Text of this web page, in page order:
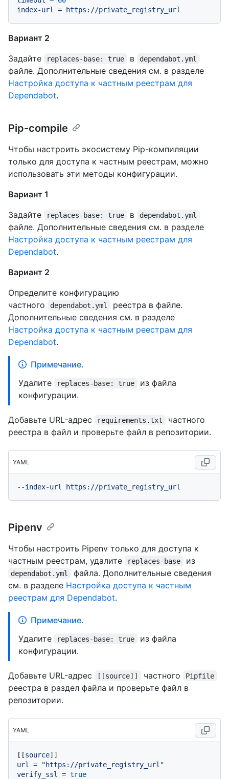
index-url
= https://private_registry_url
Вариант 2
Задайте
replaces-base: true в dependabot.yml
файле. Дополнительные сведения см. в разделе
Настройка доступа к частным реестрам для
Dependabot.
Pip-compile
Чтобы настроить экосистему Pip-компиляции
только для доступа к частным реестрам, можно
использовать эти методы конфигурации.
Вариант 1
Задайте
replaces-base: true в dependabot.yml
файле. Дополнительные сведения см. в разделе
Настройка доступа к частным реестрам для
Dependabot.
Вариант 2
Определите конфигурацию
частного
dependabot.yml
реестра в файле.
Дополнительные сведения см. в разделе
Настройка доступа к частным реестрам для
Dependabot.
Примечание.
Удалите
replaces-base: true
из файла
конфигурации.
Добавьте URL-адрес requirements.txt
частного
реестра в файл и проверьте файл в репозитории.
YAML
--index-url https://private_registry_url
Pipenv
Чтобы настроить Pipenv только для доступа к
частным реестрам, удалите
replaces-base из
dependabot.yml
файла. Дополнительные сведения
см. в разделе Настройка доступа к частным
реестрам для Dependabot.
Примечание.
Удалите
replaces-base: true
из файла
конфигурации.
Добавьте URL-адрес [[source]] частного Pipfile
реестра в раздел файла и проверьте файл в
репозитории.
YAML
[[source
url
=
"https://private_registry_url"
verify_ssl
= true